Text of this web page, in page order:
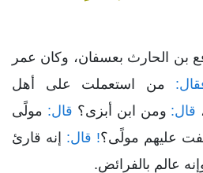
بن الحارث بعسفان، وكان عمر
من استعملت على أهل
قال: ومن ابن أبزى؟ قال: مولًى
عليهم مولًى؟! قال: إنه قارئ
عالم بالفرائض.